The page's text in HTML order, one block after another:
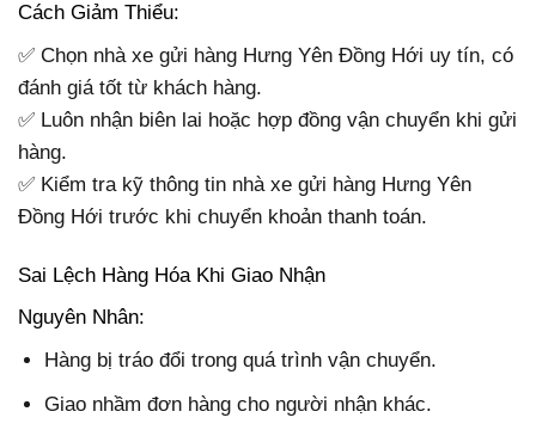
Cách Giảm Thiểu:
✅ Chọn nhà xe gửi hàng Hưng Yên Đồng Hới uy tín, có
đánh giá tốt từ khách hàng.
✅ Luôn nhận biên lai hoặc hợp đồng vận chuyển khi gửi
hàng.
✅ Kiểm tra kỹ thông tin nhà xe gửi hàng Hưng Yên
Đồng Hới trước khi chuyển khoản thanh toán.
Sai Lệch Hàng Hóa Khi Giao Nhận
Nguyên Nhân:
Hàng bị tráo đổi trong quá trình vận chuyển.
Giao nhầm đơn hàng cho người nhận khác.